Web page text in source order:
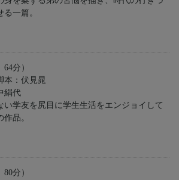
一篇。
分）
本：伏見晁
絹代
い学友を尻目に学生生活をエンジョイして
品。
分）